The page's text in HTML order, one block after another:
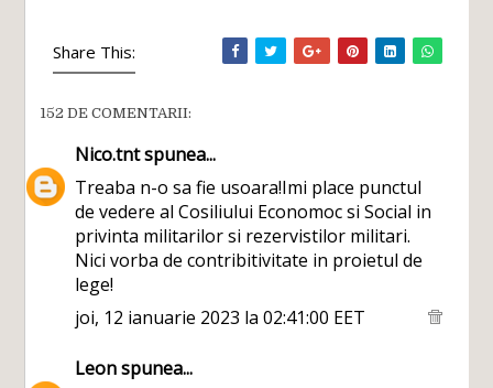
Share This:
152 DE COMENTARII:
Nico.tntspunea...
Treaba n-o sa fie usoara!Imi place punctul
de vedere al Cosiliului Economoc si Social in
privinta militarilor si rezervistilor militari.
Nici vorba de contribitivitate in proietul de
lege!
joi, 12 ianuarie 2023 la 02:41:00 EET
Leonspunea...